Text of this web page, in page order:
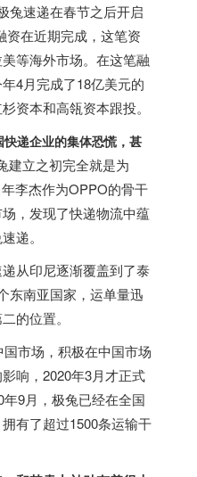
兔速递在春节之后开启
资在近期完成，这笔资
等海外市场。在这笔融
4月完成了18亿美元的
资本和高瓴资本跟投。
递企业的集体恐慌，甚
建立之初完全就是为
李杰作为OPPO的骨干
，发现了快递物流中蕴
递。
从印尼逐渐覆盖到了泰
东南亚国家，运单量迅
的位置。
市场，积极在中国市场
响，2020年3月才正式
9月，极兔已经在全国
有了超过1500条运输干